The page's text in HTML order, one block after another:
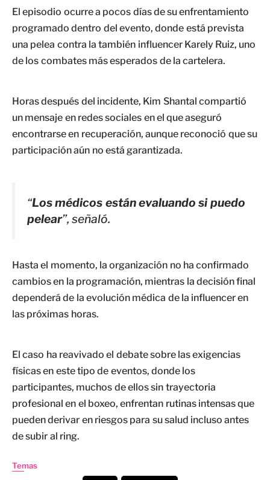
El episodio ocurre a pocos días de su enfrentamiento
programado dentro del evento, donde está prevista
una pelea contra la también influencer Karely Ruiz, uno
de los combates más esperados de la cartelera.
Horas después del incidente, Kim Shantal compartió
un mensaje en redes sociales en el que aseguró
encontrarse en recuperación, aunque reconoció que su
participación aún no está garantizada.
“Los médicos están evaluando si puedo
pelear”, señaló.
Hasta el momento, la organización no ha confirmado
cambios en la programación, mientras la decisión final
dependerá de la evolución médica de la influencer en
las próximas horas.
El caso ha reavivado el debate sobre las exigencias
físicas en este tipo de eventos, donde los
participantes, muchos de ellos sin trayectoria
profesional en el boxeo, enfrentan rutinas intensas que
pueden derivar en riesgos para su salud incluso antes
de subir al ring.
Temas